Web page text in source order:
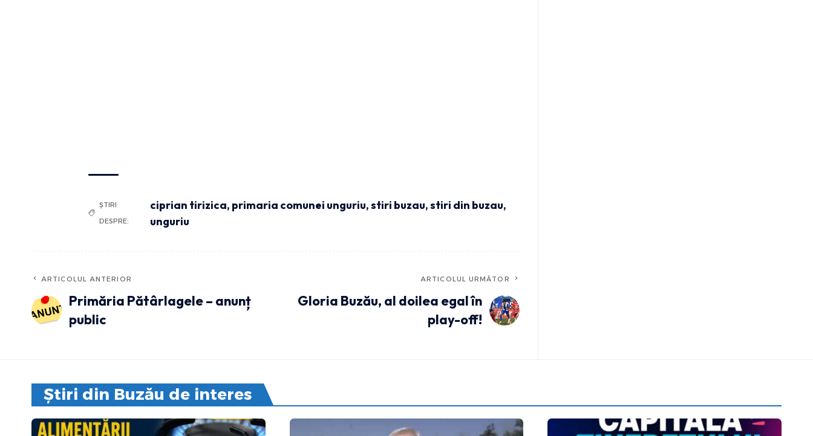
ȘTIRI
DESPRE:
ciprian tirizica, primaria comunei unguriu,stiri buzau,stiri din buzau,
unguriu
ARTICOLUL ANTERIOR
Primăria Pătârlagele – anunț
public
ARTICOLUL URMĂTOR
Gloria Buzău, al doilea egal în
play-off!
Știri din Buzău de interes